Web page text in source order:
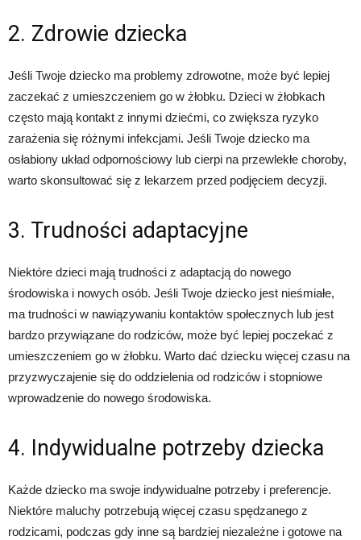
2. Zdrowie dziecka
Jeśli Twoje dziecko ma problemy zdrowotne, może być lepiej
zaczekać z umieszczeniem go w żłobku. Dzieci w żłobkach
często mają kontakt z innymi dziećmi, co zwiększa ryzyko
zarażenia się różnymi infekcjami. Jeśli Twoje dziecko ma
osłabiony układ odpornościowy lub cierpi na przewlekłe choroby,
warto skonsultować się z lekarzem przed podjęciem decyzji.
3. Trudności adaptacyjne
Niektóre dzieci mają trudności z adaptacją do nowego
środowiska i nowych osób. Jeśli Twoje dziecko jest nieśmiałe,
ma trudności w nawiązywaniu kontaktów społecznych lub jest
bardzo przywiązane do rodziców, może być lepiej poczekać z
umieszczeniem go w żłobku. Warto dać dziecku więcej czasu na
przyzwyczajenie się do oddzielenia od rodziców i stopniowe
wprowadzenie do nowego środowiska.
4. Indywidualne potrzeby dziecka
Każde dziecko ma swoje indywidualne potrzeby i preferencje.
Niektóre maluchy potrzebują więcej czasu spędzanego z
rodzicami, podczas gdy inne są bardziej niezależne i gotowe na